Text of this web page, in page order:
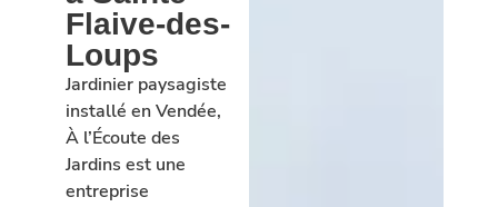
Flaive-des-
Loups
Jardinier paysagiste
installé en Vendée,
À l’Écoute des
Jardins est une
entreprise